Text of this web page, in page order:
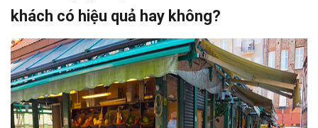
khách có hiệu quả hay không?